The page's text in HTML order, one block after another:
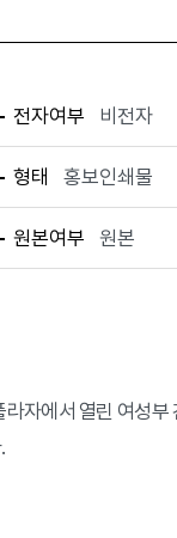
전자여부 비전자
형태 홍보인쇄물
원본여부 원본
자에서 열린 여성부